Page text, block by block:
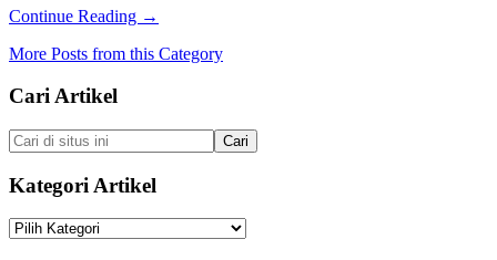
di
Tanjakan
Continue Reading about
Karpet
Jazz
Basah
Saat
Hujan
→
More Posts from this Category
Footer
Cari Artikel
Cari
di
situs
ini
Kategori Artikel
Kategori